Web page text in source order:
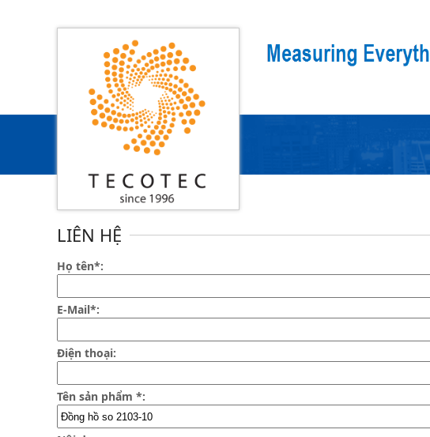
Search
LIÊN HỆ
Họ tên*:
E-Mail*:
Điện thoại:
Tên sản phẩm *: